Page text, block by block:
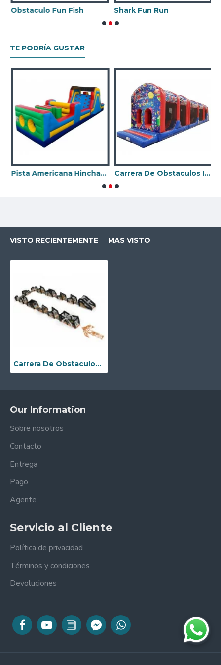
Obstaculo Fun Fish Shark Fun Run
TE PODRÍA GUSTAR
Pista Americana Hinchable Carrera De Obstaculos Inflables Para Adultos
VISTO RECIENTEMENTE MAS VISTO
Carrera De Obstaculos Inflables Para Adultos
Our Information
Sobre nosotros
Contacto
Entrega
Pago
Agente
Servicio al Cliente
Política de privacidad
Términos y condiciones
Devoluciones